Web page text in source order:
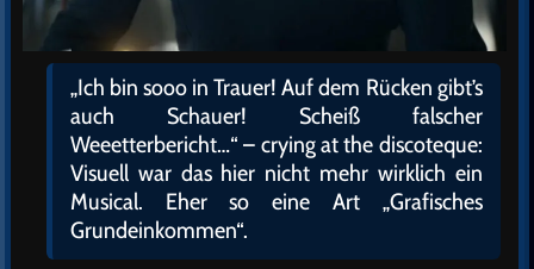
„Ich bin sooo in Trauer! Auf dem Rücken gibt’s
auch Schauer! Scheiß falscher
Weeetterbericht…“ – crying at the discoteque:
Visuell war das hier nicht mehr wirklich ein
Musical. Eher so eine Art „Grafisches
Grundeinkommen“.